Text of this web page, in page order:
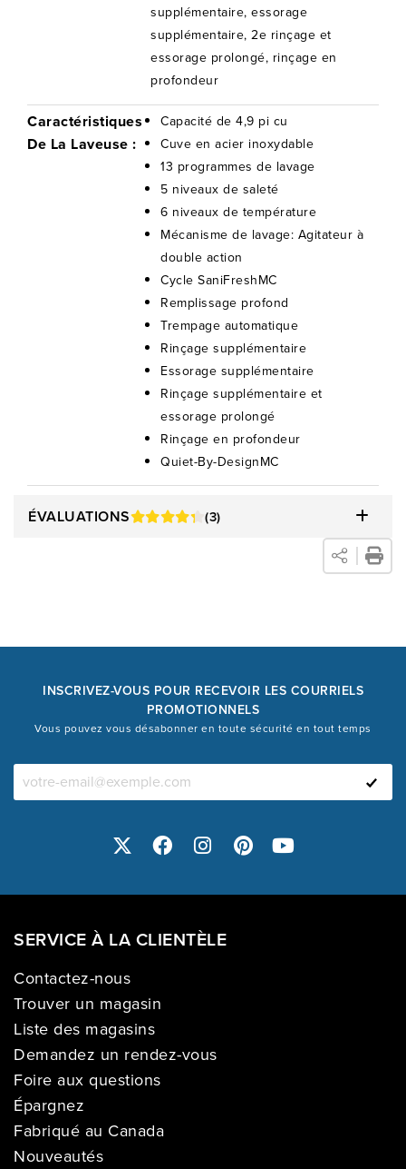
supplémentaire, essorage
supplémentaire, 2e rinçage et
essorage prolongé, rinçage en
profondeur
Caractéristiques
De La Laveuse :
Capacité de 4,9 pi cu
Cuve en acier inoxydable
13 programmes de lavage
5 niveaux de saleté
6 niveaux de température
Mécanisme de lavage: Agitateur à
double action
Cycle SaniFreshMC
Remplissage profond
Trempage automatique
Rinçage supplémentaire
Essorage supplémentaire
Rinçage supplémentaire et
essorage prolongé
Rinçage en profondeur
Quiet-By-DesignMC
ÉVALUATIONS (3)
INSCRIVEZ-VOUS POUR RECEVOIR LES COURRIELS
PROMOTIONNELS
Vous pouvez vous désabonner en toute sécurité en tout temps
SERVICE À LA CLIENTÈLE
Contactez-nous
Trouver un magasin
Liste des magasins
Demandez un rendez-vous
Foire aux questions
Épargnez
Fabriqué au Canada
Nouveautés